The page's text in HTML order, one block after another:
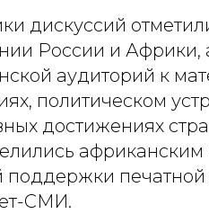
дискуссий
России и Африки,
аудиторий к
политическом
достижениях
поддержки
СМИ.